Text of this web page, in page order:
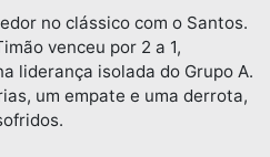
no clássico com o Santos.
venceu por 2 a 1,
liderança isolada do Grupo A.
um empate e uma derrota,